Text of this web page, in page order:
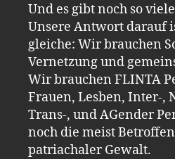
Und es gibt noch so
Unsere Antwort darauf
gleiche: Wir brauchen
Vernetzung und
Wir brauchen FLINTA
Frauen, Lesben, Inter-,
Trans-, und AGender
noch die meist
patriachaler Gewalt.